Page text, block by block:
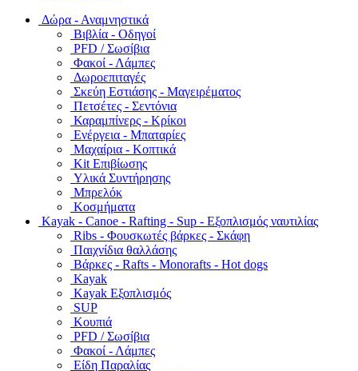
Δώρα - Αναμνηστικά
Βιβλία - Οδηγοί
PFD / Σωσίβια
Φακοί - Λάμπες
Δωροεπιταγές
Σκεύη Εστιάσης - Μαγειρέματος
Πετσέτες - Σεντόνια
Καραμπίνερς - Κρίκοι
Ενέργεια - Μπαταρίες
Μαχαίρια - Κοπτικά
Kit Επιβίωσης
Υλικά Συντήρησης
Μπρελόκ
Κοσμήματα
Kayak - Canoe - Rafting - Sup - Εξοπλισμός ναυτιλίας
Ribs - Φουσκωτές βάρκες - Σκάφη
Παιχνίδια θαλλάσης
Βάρκες - Rafts - Monorafts - Hot dogs
Kayak
Kayak Εξοπλισμός
SUP
Κουπιά
PFD / Σωσίβια
Φακοί - Λάμπες
Είδη Παραλίας